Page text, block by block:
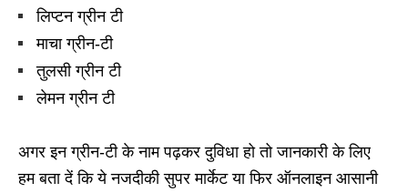
लिप्टन ग्रीन टी
माचा ग्रीन-टी
तुलसी ग्रीन टी
लेमन ग्रीन टी
अगर इन ग्रीन-टी के नाम पढ़कर दुविधा हो तो जानकारी के लिए
हम बता दें कि ये नजदीकी सुपर मार्केट या फिर ऑनलाइन आसानी